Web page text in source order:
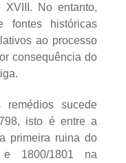
No entanto,
fontes históricas
ao processo
consequência do
sucede
isto é entre a
primeira ruina do
1800/1801 na